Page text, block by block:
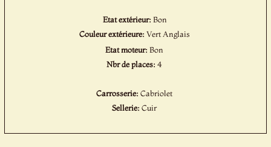
Etat extérieur: Bon
Couleur extérieure:Vert Anglais
Etat moteur: Bon
Nbr de places: 4
Carrosserie: Cabriolet
Sellerie: Cuir